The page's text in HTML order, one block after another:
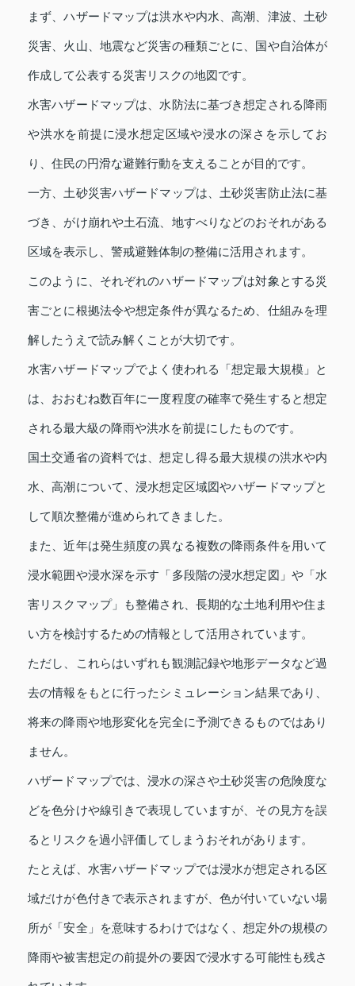
まず、ハザードマップは洪水や内水、高潮、津波、土砂
災害、火山、地震など災害の種類ごとに、国や自治体が
作成して公表する災害リスクの地図です。
水害ハザードマップは、水防法に基づき想定される降雨
や洪水を前提に浸水想定区域や浸水の深さを示してお
り、住民の円滑な避難行動を支えることが目的です。
一方、土砂災害ハザードマップは、土砂災害防止法に基
づき、がけ崩れや土石流、地すべりなどのおそれがある
区域を表示し、警戒避難体制の整備に活用されます。
このように、それぞれのハザードマップは対象とする災
害ごとに根拠法令や想定条件が異なるため、仕組みを理
解したうえで読み解くことが大切です。
水害ハザードマップでよく使われる「想定最大規模」と
は、おおむね数百年に一度程度の確率で発生すると想定
される最大級の降雨や洪水を前提にしたものです。
国土交通省の資料では、想定し得る最大規模の洪水や内
水、高潮について、浸水想定区域図やハザードマップと
して順次整備が進められてきました。
また、近年は発生頻度の異なる複数の降雨条件を用いて
浸水範囲や浸水深を示す「多段階の浸水想定図」や「水
害リスクマップ」も整備され、長期的な土地利用や住ま
い方を検討するための情報として活用されています。
ただし、これらはいずれも観測記録や地形データなど過
去の情報をもとに行ったシミュレーション結果であり、
将来の降雨や地形変化を完全に予測できるものではあり
ません。
ハザードマップでは、浸水の深さや土砂災害の危険度な
どを色分けや線引きで表現していますが、その見方を誤
るとリスクを過小評価してしまうおそれがあります。
たとえば、水害ハザードマップでは浸水が想定される区
域だけが色付きで表示されますが、色が付いていない場
所が「安全」を意味するわけではなく、想定外の規模の
降雨や被害想定の前提外の要因で浸水する可能性も残さ